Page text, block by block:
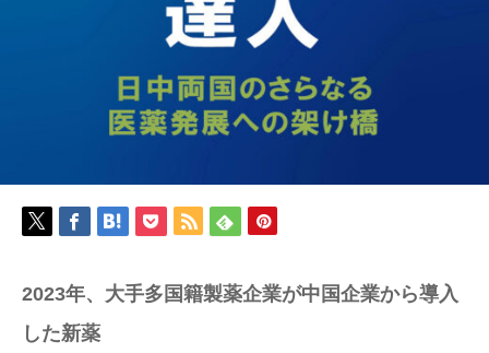
2023年、大手多国籍製薬企業が中国企業から導入
した新薬